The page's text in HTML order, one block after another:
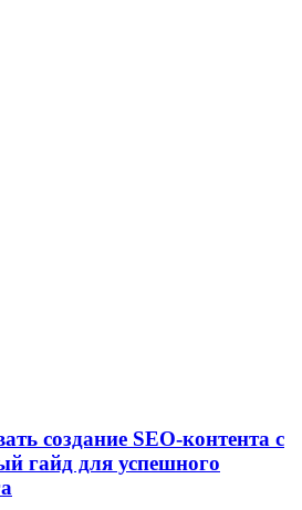
создание SEO-контента с
гайд для успешного